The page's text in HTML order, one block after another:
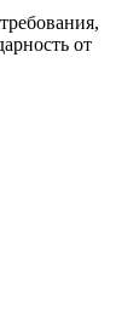
от